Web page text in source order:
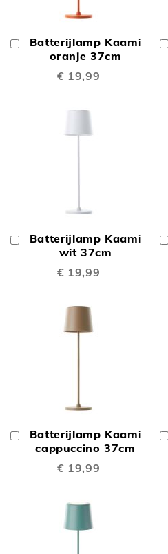
Batterijlamp Kaami
oranje 37cm
€ 19,99
In
Winkelwagen
Batterijlamp Kaami
wit 37cm
€ 19,99
In
Winkelwagen
Batterijlamp Kaami
cappuccino 37cm
€ 19,99
In
Winkelwagen